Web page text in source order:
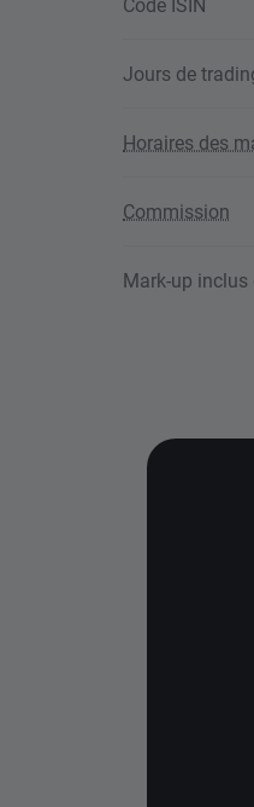
Jours de
Horaires des
Commission
Mark-up inclus